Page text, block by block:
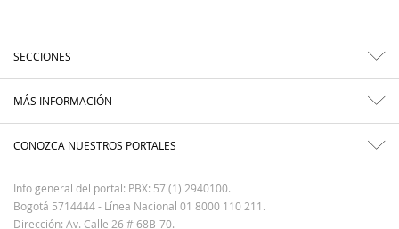
SECCIONES
MÁS INFORMACIÓN
CONOZCA NUESTROS PORTALES
Info general del portal: PBX: 57 (1) 2940100.
Bogotá 5714444 - Línea Nacional 01 8000 110 211.
Dirección: Av. Calle 26 # 68B-70.